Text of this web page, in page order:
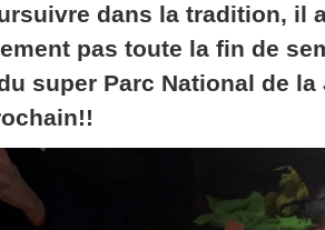
dans la tradition, il
pas toute la fin de
super Parc National de la